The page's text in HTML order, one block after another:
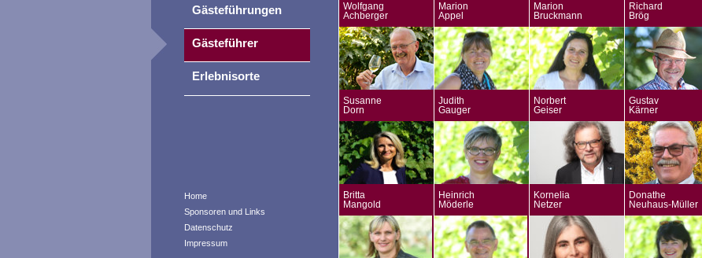
Home
Sponsoren und Links
Datenschutz
Impressum
Wolfgang
Achberger
Marion
Appel
Marion
Bruckmann
Richard
Brög
Susanne
Dorn
Judith
Gauger
Norbert
Geiser
Gustav
Kärner
Britta
Mangold
Heinrich
Möderle
Kornelia
Netzer
Donathe
Neuhaus-Müller
Gästeführungen
Gästeführer
Erlebnisorte